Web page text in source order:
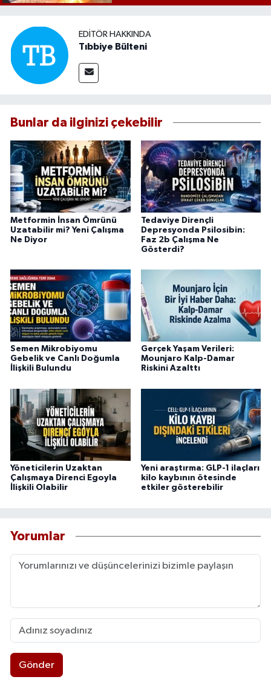
EDITÖR HAKKINDA
Tıbbiye Bülteni
Bunlar da ilginizi çekebilir
Metformin İnsan Ömrünü
Uzatabilir mi? Yeni Çalışma
Ne Diyor
Tedaviye Dirençli
Depresyonda Psilosibin:
Faz 2b Çalışma Ne
Gösterdi?
Semen Mikrobiyomu
Gebelik ve Canlı Doğumla
İlişkili Bulundu
Gerçek Yaşam Verileri:
Mounjaro Kalp-Damar
Riskini Azalttı
Yöneticilerin Uzaktan
Çalışmaya Direnci Egoyla
İlişkili Olabilir
Yeni araştırma: GLP-1 ilaçları
kilo kaybının ötesinde
etkiler gösterebilir
Yorumlar
Gönder